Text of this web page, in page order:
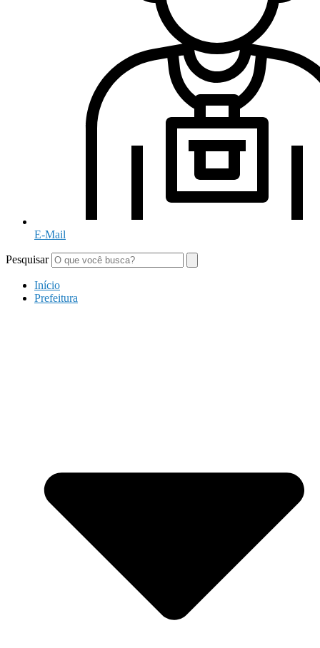
E-Mail
Pesquisar
Início
Prefeitura